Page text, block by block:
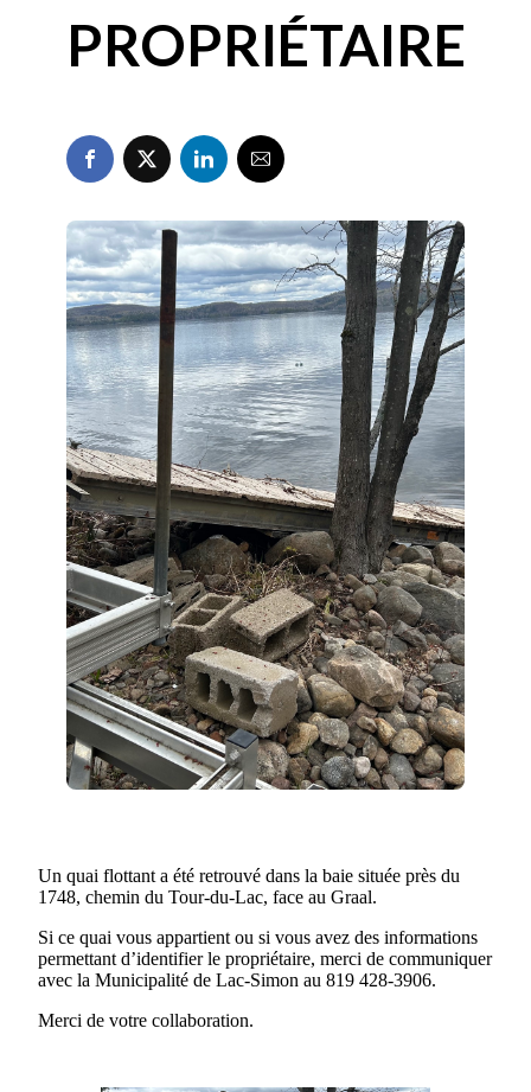
PROPRIÉTAIRE
Un quai flottant a été retrouvé dans la baie située près du
1748, chemin du Tour-du-Lac, face au Graal.
Si ce quai vous appartient ou si vous avez des informations
permettant d’identifier le propriétaire, merci de communiquer
avec la Municipalité de Lac-Simon au 819 428-3906.
Merci de votre collaboration.